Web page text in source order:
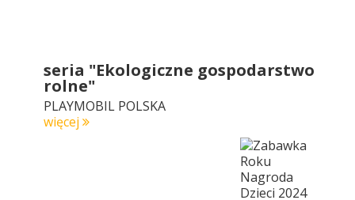
seria "Ekologiczne gospodarstwo
rolne"
PLAYMOBIL POLSKA
więcej